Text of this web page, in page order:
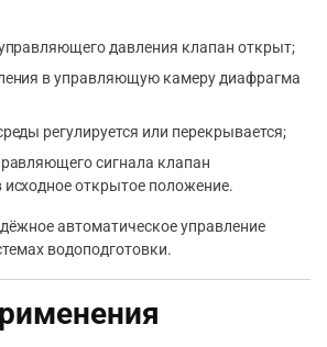
управляющего давления клапан открыт;
в управляющую камеру диафрагма
регулируется или перекрывается;
сигнала клапан
исходное открытое положение.
автоматическое управление
водоподготовки.